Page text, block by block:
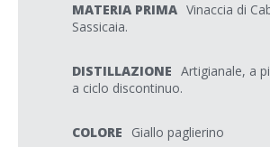
MATERIA PRIMA Vinaccia di
Sassicaia.
DISTILLAZIONE Artigianale, a
a ciclo discontinuo.
COLORE Giallo paglierino